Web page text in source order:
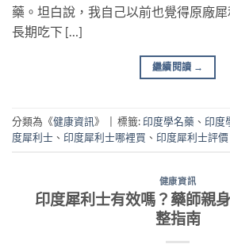
藥。坦白說，我自己以前也覺得原廠犀
長期吃下 […]
繼續閱讀 →
分類為《健康資訊》 標籤:印度學名藥 、 印度
度犀利士 、 印度犀利士哪裡買 、 印度犀利士評價
健康資訊
印度犀利士有效嗎？藥師親
整指南